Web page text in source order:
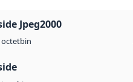
Jpeg2000
octetbin